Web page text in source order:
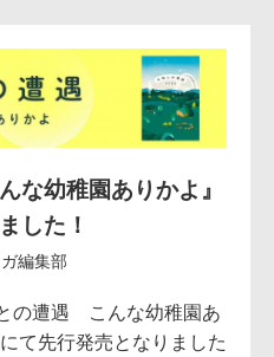
な幼稚園ありかよ』
した！
編集部
の遭遇 こんな幼稚園あ
て先行発売となりました